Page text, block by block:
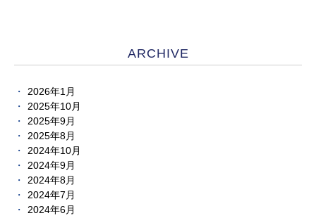
ARCHIVE
2026年1月
2025年10月
2025年9月
2025年8月
2024年10月
2024年9月
2024年8月
2024年7月
2024年6月